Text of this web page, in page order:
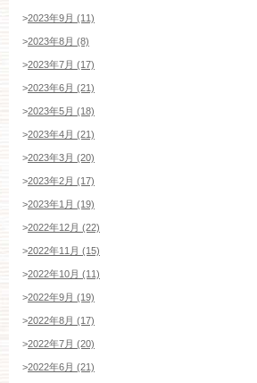
>2023年9月 (11)
>2023年8月 (8)
>2023年7月 (17)
>2023年6月 (21)
>2023年5月 (18)
>2023年4月 (21)
>2023年3月 (20)
>2023年2月 (17)
>2023年1月 (19)
>2022年12月 (22)
>2022年11月 (15)
>2022年10月 (11)
>2022年9月 (19)
>2022年8月 (17)
>2022年7月 (20)
>2022年6月 (21)
ブライダルフェア・見学ご